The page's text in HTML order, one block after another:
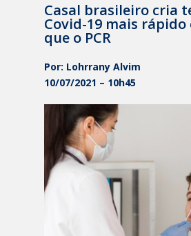
Casal brasileiro cria
Covid-19 mais
que o PCR
Por: Lohrrany Alvim
10/07/2021 – 10h45